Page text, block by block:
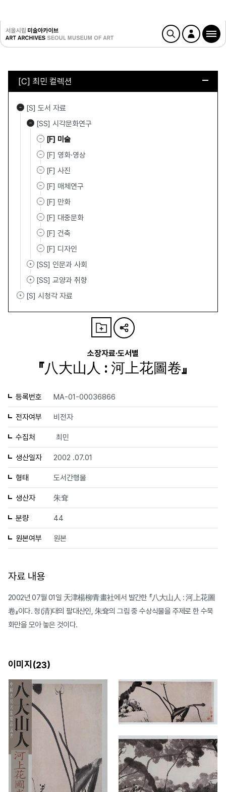
[C] 최민 컬렉션
[S] 도서 자료
[SS] 시각문화연구
[F] 미술
[F] 영화·영상
[F] 사진
[F] 매체연구
[F] 만화
[F] 대중문화
[F] 건축
[F] 디자인
[SS] 인문과 사회
[SS] 교양과 취향
[S] 시청각 자료
소장자료·도서별
『八大山人 : 河上花圖卷』
등록번호 MA-01-00036866
전자여부 비전자
수집처 최민
생산일자 2002 .07.01
형태 도서간행물
생산자 朱耷
분량 44
원본여부 원본
자료 내용
2002년 07월 01일 天津楊柳青畫社에서 발간한 『八大山人 : 河上花圖
卷』이다. 청(清)대의 팔대산인, 朱耷의 그림 중 수상식물을 주제로 한 수묵
화만을 모아 놓은 것이다.
이미지(23)